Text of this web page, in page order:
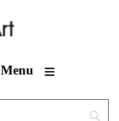
Menu ≡